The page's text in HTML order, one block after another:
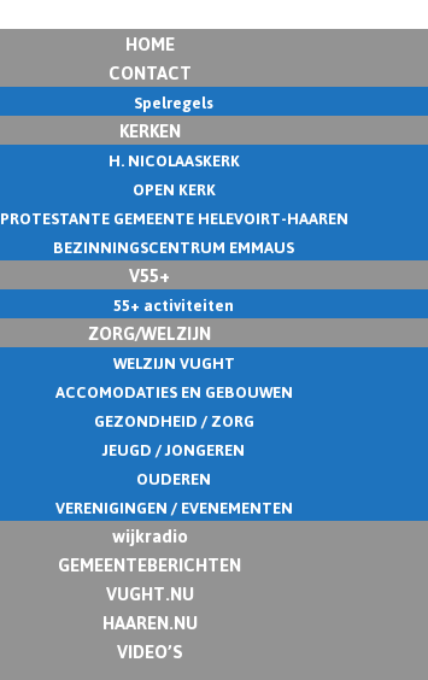
HOME
CONTACT
Spelregels
KERKEN
H. NICOLAASKERK
OPEN KERK
PROTESTANTE GEMEENTE HELEVOIRT-HAAREN
BEZINNINGSCENTRUM EMMAUS
V55+
55+ activiteiten
ZORG/WELZIJN
WELZIJN VUGHT
ACCOMODATIES EN GEBOUWEN
GEZONDHEID / ZORG
JEUGD / JONGEREN
OUDEREN
VERENIGINGEN / EVENEMENTEN
wijkradio
GEMEENTEBERICHTEN
VUGHT.NU
HAAREN.NU
VIDEO’S